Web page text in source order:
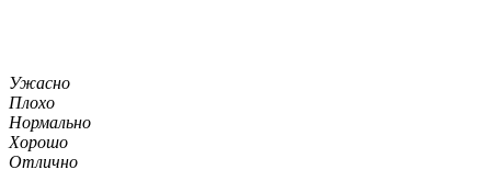
Ужасно
Плохо
Нормально
Хорошо
Отлично